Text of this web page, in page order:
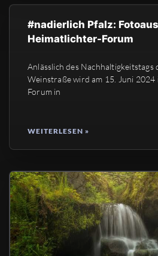
#nadierlich Pfalz:
Heimatlichter-Forum
Anlässlich des Nachhaltigkeitstags
Weinstraße wird am 15. Juni
Forum in
WEITERLESEN »